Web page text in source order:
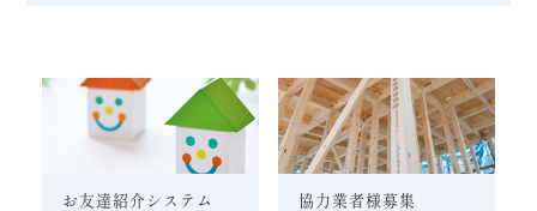
お友達紹介システム 協力業者様募集